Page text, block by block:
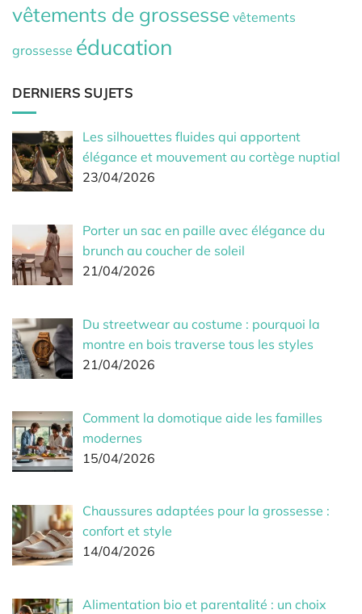
vêtements de grossesse vêtements
grossesse éducation
DERNIERS SUJETS
Les silhouettes fluides qui apportent
élégance et mouvement au cortège nuptial
23/04/2026
Porter un sac en paille avec élégance du
brunch au coucher de soleil
21/04/2026
Du streetwear au costume : pourquoi la
montre en bois traverse tous les styles
21/04/2026
Comment la domotique aide les familles
modernes
15/04/2026
Chaussures adaptées pour la grossesse :
confort et style
14/04/2026
Alimentation bio et parentalité : un choix